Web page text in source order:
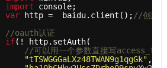
import
console;
var
http =  baidu.client(); //创建
//oauth认证
if(! http.setAuth(
//可以用一个参数直接写
"tTSWGGGaLXz48TWAN9g1qgGk" ,